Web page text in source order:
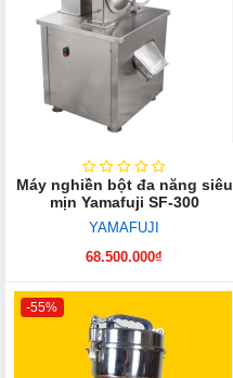
Máy nghiền bột đa năng siêu
mịn Yamafuji SF-300
YAMAFUJI
68.500.000₫
-55%